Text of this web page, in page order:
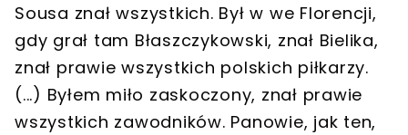
Sousa znał wszystkich. Był w we Florencji,
gdy grał tam Błaszczykowski, znał Bielika,
znał prawie wszystkich polskich piłkarzy.
(...) Byłem miło zaskoczony, znał prawie
wszystkich zawodników. Panowie, jak ten,